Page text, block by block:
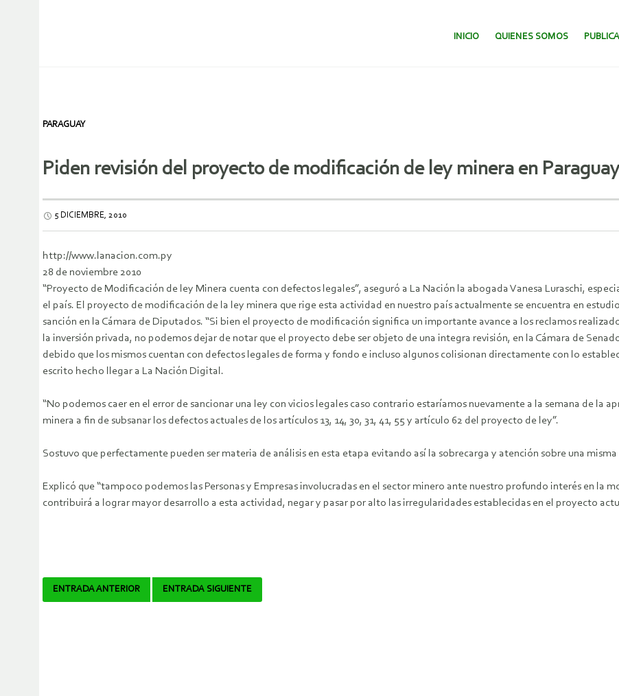
SALTAR AL CONTENIDO.
INICIO QUIENES SOMOS
PARAGUAY
Piden revisión del proyecto de modificación de ley minera en Paraguay
5 DICIEMBRE, 2010
http://www.lanacion.com.py
28 de noviembre 2010
“Proyecto de Modificación de ley Minera cuenta con defectos legales”, aseguró a La Nación la abogada Vanesa Luraschi,
el país. El proyecto de modificación de la ley minera que rige esta actividad en nuestro país actualmente se encuentra en
sanción en la Cámara de Diputados. “Si bien el proyecto de modificación significa un importante avance a los reclamos
la inversión privada, no podemos dejar de notar que el proyecto debe ser objeto de una integra revisión, en la Cámara de
debido que los mismos cuentan con defectos legales de forma y fondo e incluso algunos colisionan directamente con lo
escrito hecho llegar a La Nación Digital.
“No podemos caer en el error de sancionar una ley con vicios legales caso contrario estaríamos nuevamente a la semana de
minera a fin de subsanar los defectos actuales de los artículos 13, 14, 30, 31, 41, 55 y artículo 62 del proyecto de ley”.
Sostuvo que perfectamente pueden ser materia de análisis en esta etapa evitando así la sobrecarga y atención sobre una
Explicó que “tampoco podemos las Personas y Empresas involucradas en el sector minero ante nuestro profundo interés en la
contribuirá a lograr mayor desarrollo a esta actividad, negar y pasar por alto las irregularidades establecidas en el proyecto
Navegador
ENTRADA ANTERIOR ENTRADA SIGUIENTE